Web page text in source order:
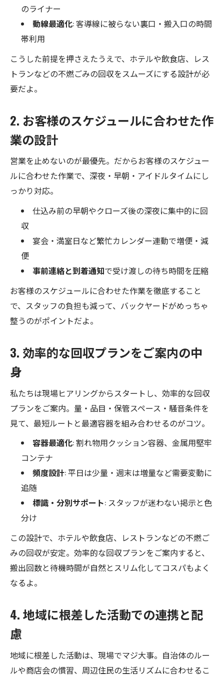
のライナー
動線最適化: 客導線に被らない裏口・搬入口の時間
帯利用
こうした前提を押さえたうえで、ホテルや飲食店、レス
トランなどの不燃ごみの回収をスムーズにする設計が必
要だよ。
2. お客様のスケジュールに合わせた作
業の設計
営業を止めないのが最優先。だからお客様のスケジュー
ルに合わせた作業で、深夜・早朝・アイドルタイムにし
っかり対応。
仕込み前の早朝やクローズ後の深夜に集中的に回
収
宴会・満室日など繁忙カレンダー連動で増便・減
便
事前連絡と到着通知で受け渡しの待ち時間を圧縮
お客様のスケジュールに合わせた作業を徹底すること
で、スタッフの負担も減って、バックヤードがめっちゃ
整うのがポイントだよ。
3. 効率的な回収プランをご案内の中
身
私たちは現場ヒアリングからスタートし、効率的な回収
プランをご案内。量・品目・保管スペース・騒音条件を
見て、最短ルートと最適容器を組み合わせるのがコツ。
容器最適化: 割れ物用クッション容器、金属用堅牢
コンテナ
頻度設計: 平日は少量・週末は増量など需要変動に
追随
標識・分別サポート: スタッフが迷わない掲示と色
分け
この設計で、ホテルや飲食店、レストランなどの不燃ご
みの回収が安定。効率的な回収プランをご案内すると、
搬出回数と待機時間が自然とスリム化してコスパもよく
なるよ。
4. 地域に根差した活動での連携と配
慮
地域に根差した活動は、現場でマジ大事。自治体のルー
ルや商店会の慣習、周辺住民の生活リズムに合わせるこ